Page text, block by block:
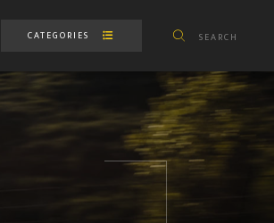
SEARCH
CATEGORIES